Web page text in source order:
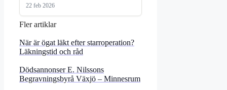
22 feb 2026
Fler artiklar
När är ögat läkt efter starroperation?
Läkningstid och råd
Dödsannonser E. Nilssons
Begravningsbyrå Växjö – Minnesrum